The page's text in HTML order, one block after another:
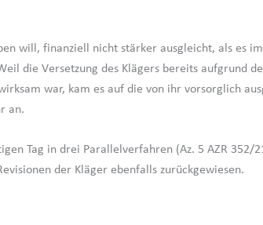
will, finanziell nicht stärker ausgleicht, als es im
die Versetzung des Klägers bereits aufgrund
war, kam es auf die von ihr vorsorglich
an.
Tag in drei Parallelverfahren (Az. 5 AZR 352/
der Kläger ebenfalls zurückgewiesen.